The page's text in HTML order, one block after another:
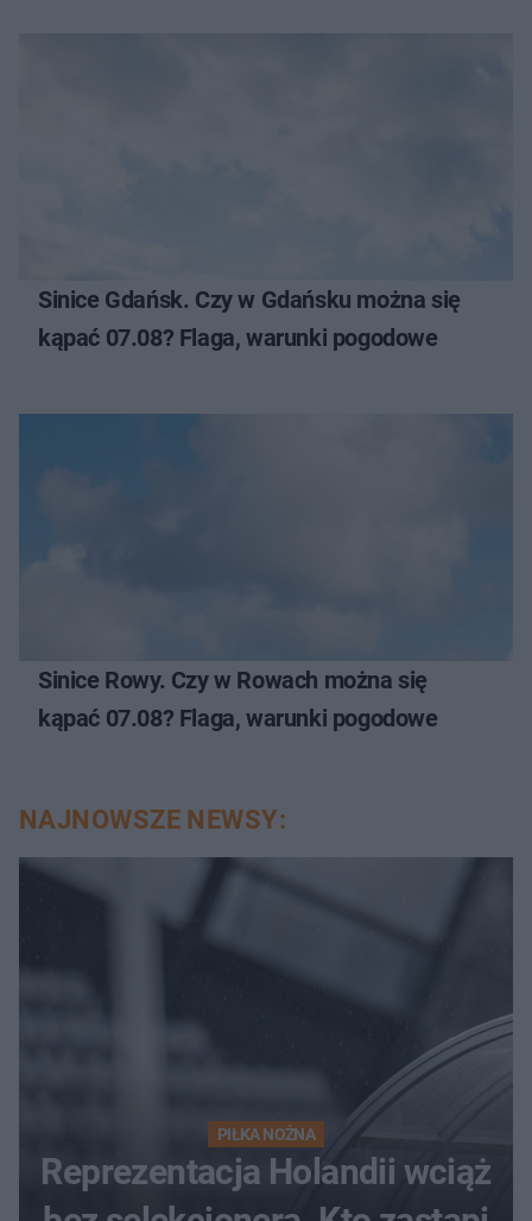
Sinice Gdańsk. Czy w Gdańsku można się
kąpać 07.08? Flaga, warunki pogodowe
Sinice Rowy. Czy w Rowach można się
kąpać 07.08? Flaga, warunki pogodowe
NAJNOWSZE NEWSY:
PIŁKA NOŻNA
Reprezentacja Holandii wciąż